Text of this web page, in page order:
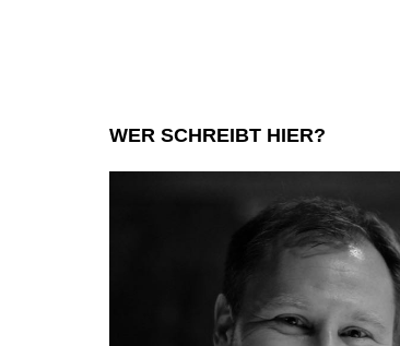
WER SCHREIBT HIER?